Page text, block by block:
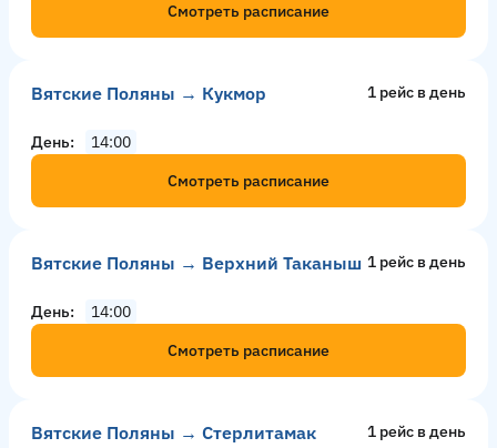
Смотреть расписание
Вятские Поляны → Кукмор 1 рейс в день
День
14:00
Смотреть расписание
Вятские Поляны → Верхний Таканыш 1 рейс в день
День
14:00
Смотреть расписание
Вятские Поляны → Стерлитамак 1 рейс в день